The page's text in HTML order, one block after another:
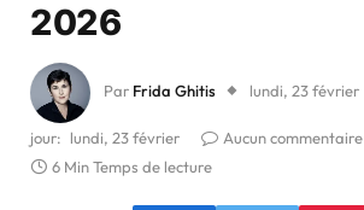
2026
Par Frida Ghitis lundi, 23 février
jour: lundi, 23 février
Aucun commentaire
6 Min Temps de lecture